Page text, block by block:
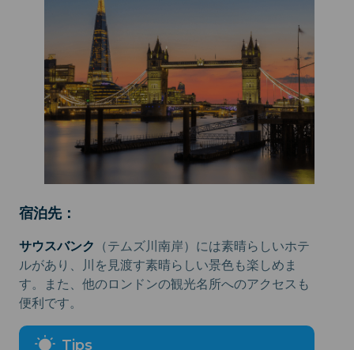
宿泊先：
サウスバンク
（テムズ川南岸）には素晴らしいホテ
ルがあり、川を見渡す素晴らしい景色も楽しめま
す。また、他のロンドンの観光名所へのアクセスも
便利です。